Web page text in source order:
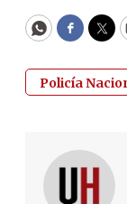
WhatsApp
Policía